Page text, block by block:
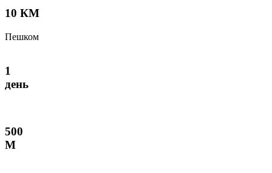
10 КМ
Пешком
1
день
500
М